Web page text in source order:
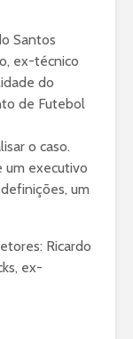
Santos
ex-técnico
do
de Futebol
o caso.
um executivo
um
Ricardo
ex-